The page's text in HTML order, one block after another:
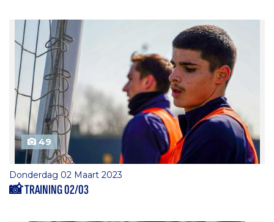
49
Donderdag 02 Maart 2023
📸 TRAINING 02/03